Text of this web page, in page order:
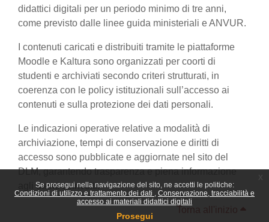
Se prosegui nella navigazione del sito, ne accetti le politiche:
Condizioni di utilizzo e trattamento dei dati
Conservazione, tracciabilità e
accesso ai materiali didattici digitali
Prosegui
didattici digitali per un periodo minimo di tre anni,
come previsto dalle linee guida ministeriali e ANVUR.
I contenuti caricati e distribuiti tramite le piattaforme
Moodle e Kaltura sono organizzati per coorti di
studenti e archiviati secondo criteri strutturati, in
coerenza con le policy istituzionali sull’accesso ai
contenuti e sulla protezione dei dati personali.
Le indicazioni operative relative a modalità di
archiviazione, tempi di conservazione e diritti di
accesso sono pubblicate e aggiornate nel sito del
DLM, garantendo trasparenza e piena informazione
agli utenti coinvolti.